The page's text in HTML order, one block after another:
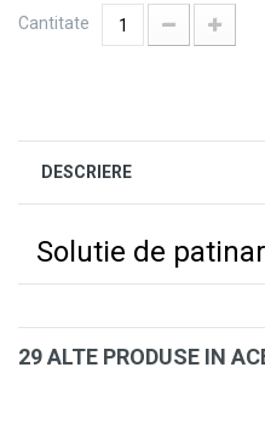
Cantitate
DESCRIERE
Solutie de
29 ALTE PRODUSE IN